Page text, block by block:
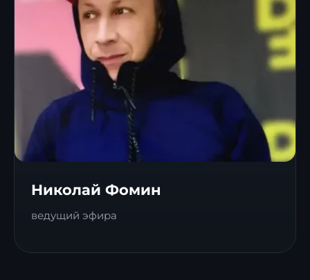
Николай Фомин
ведущий эфира